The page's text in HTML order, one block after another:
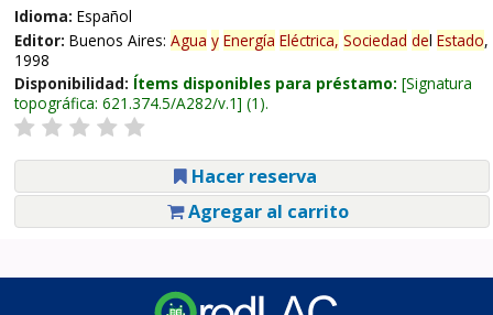
Idioma: Español
Editor: Buenos Aires: Agua y Energía Eléctrica, Sociedad del Estado,
1998
Disponibilidad: Ítems disponibles para préstamo: Signatura
topográfica: 621.374.5/A282/v.1 (1).
Hacer reserva
Agregar al carrito